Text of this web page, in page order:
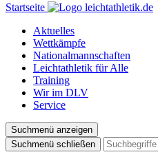
Startseite
Aktuelles
Wettkämpfe
Nationalmannschaften
Leichtathletik für Alle
Training
Wir im DLV
Service
Suchmenü anzeigen
Suchmenü schließen